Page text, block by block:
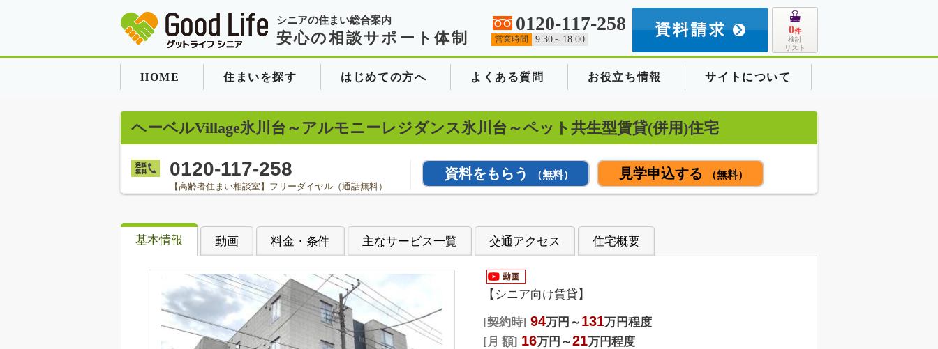
シニアの住まい総合案内
安心の相談サポート体制
0120-117-258
営業時間 9:30～18:00
0件
検討
リスト
HOME 住まいを探す はじめての方へ よくある質問 お役立ち情報 サイトについて
ヘーベルVillage氷川台～アルモニーレジダンス氷川台～ペット共生型賃貸(併用)住宅
0120-117-258
【高齢者住まい相談室】フリーダイヤル（通話無料）
資料をもらう （無料） 見学申込する （無料）
基本情報 動画 料金・条件 主なサービス一覧 交通アクセス 住宅概要
【シニア向け賃貸】
契約時 94万円～ 131万円程度
月 額
16万円～21万円程度